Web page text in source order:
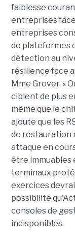
faiblesse
entreprises
entreprises
de plateformes
détection au
résilience face
Mme Grover. «
ciblent de plus
même que le
ajoute que les
de restauration
attaque en
être immuables
terminaux
exercices
possibilité
consoles de
indisponibles.